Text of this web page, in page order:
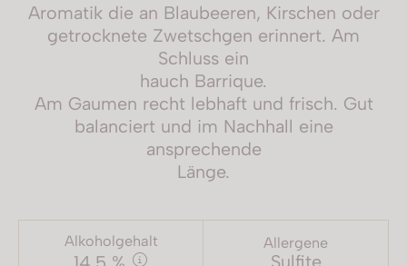
Aromatik die an Blaubeeren, Kirschen oder
getrocknete Zwetschgen erinnert. Am
Schluss ein
hauch Barrique.
Am Gaumen recht lebhaft und frisch. Gut
balanciert und im Nachhall eine
ansprechende
Länge.
Alkoholgehalt Allergene
Sulfite